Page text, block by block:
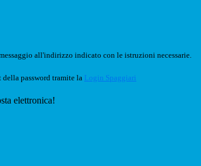
all'indirizzo indicato con le istruzioni necessarie.
della password tramite la Login Spaggiari
elettronica!